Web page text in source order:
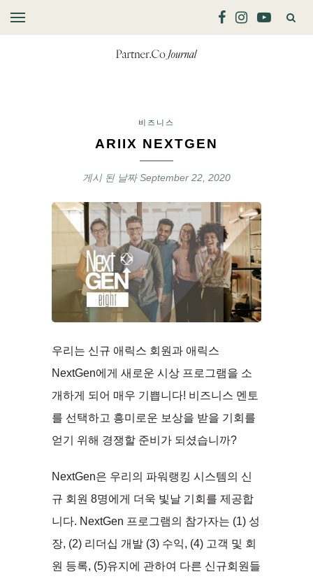
비즈니스
ARIIX NEXTGEN
게시 된 날짜September 22, 2020
우리는 신규 애릭스 회원과 애릭스
NextGen에게 새로운 시상 프로그램을 소
개하게 되어 매우 기쁩니다! 비즈니스 멘토
를 선택하고 흥미로운 보상을 받을 기회를
얻기 위해 경쟁할 준비가 되셨습니까?
NextGen은 우리의 파워랭킹 시스템의 신
규 회원 8명에게 더욱 빛날 기회를 제공합
니다. NextGen 프로그램의 참가자는 (1) 성
장, (2) 리더십 개발 (3) 수익, (4) 고객 및 회
원 등록, (5)유지에 관하여 다른 신규회원들